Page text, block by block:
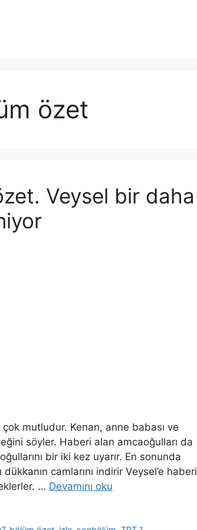
özet
Veysel bir daha
çok mutludur. Kenan, anne babası ve
söyler. Haberi alan amcaoğulları da
bir iki kez uyarır. En sonunda
camlarını indirir Veysel’e haberi
… Devamını oku